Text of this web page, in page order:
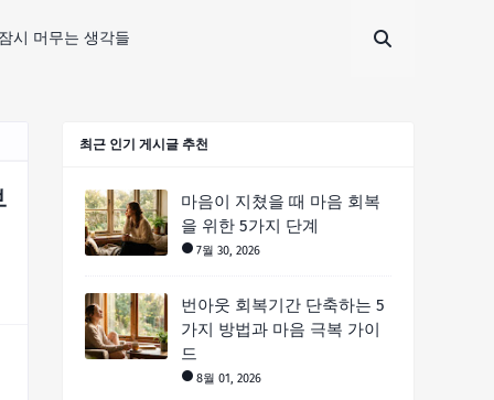
시 머무는 생각들
최근 인기 게시글 추천
마음이 지쳤을 때 마음 회복
을 위한 5가지 단계
7월 30, 2026
번아웃 회복기간 단축하는 5
가지 방법과 마음 극복 가이
드
8월 01, 2026